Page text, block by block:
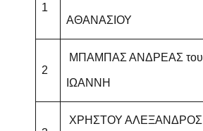
1
ΑΘΑΝΑΣΙΟΥ
2
ΜΠΑΜΠΑΣ ΑΝΔΡΕΑΣ του
ΙΩΑΝΝΗ
ΧΡΗΣΤΟΥ ΑΛΕΞΑΝΔΡΟΣ